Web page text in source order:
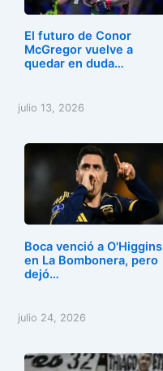
El futuro de Conor
McGregor vuelve a
quedar en duda…
julio 13, 2026
Boca venció a O'Higgins
en La Bombonera, pero
dejó…
julio 24, 2026